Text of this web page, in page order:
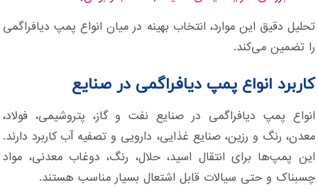
تحلیل دقیق این موارد، انتخاب بهینه در میان انواع پمپ دیافراگمی
را تضمین می‌کند.
کاربرد انواع پمپ دیافراگمی در صنایع
انواع پمپ دیافراگمی در صنایع نفت و گاز، پتروشیمی، فولاد،
معدن، رنگ و رزین، صنایع غذایی، دارویی و تصفیه آب کاربرد دارند.
این پمپ‌ها برای انتقال اسید، حلال، رنگ، دوغاب معدنی، مواد
چسبناک و حتی سیالات قابل اشتعال بسیار مناسب هستند.